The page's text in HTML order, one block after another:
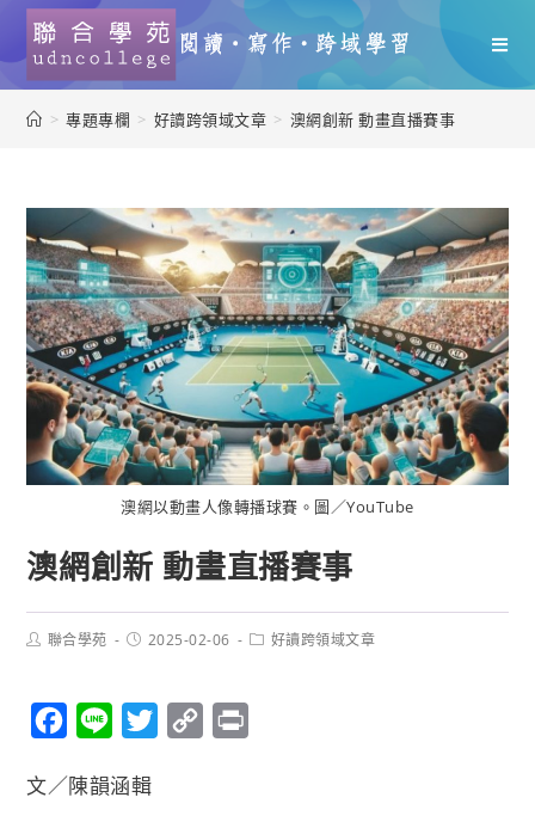
> 專題專欄 > 好讀跨領域文章 > 澳網創新 動畫直播賽事
澳網以動畫人像轉播球賽。圖／YouTube
澳網創新 動畫直播賽事
聯合學苑 2025-02-06 好讀跨領域文章
c
n
文／陳韻涵輯